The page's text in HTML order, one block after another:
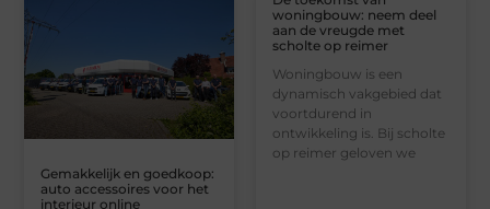
Gemakkelijk en goedkoop:
auto accessoires voor het
interieur online
woningbouw: neem deel
aan de vreugde met
scholte op reimer
Woningbouw is een
dynamisch vakgebied dat
voortdurend in
ontwikkeling is. Bij scholte
op reimer geloven we